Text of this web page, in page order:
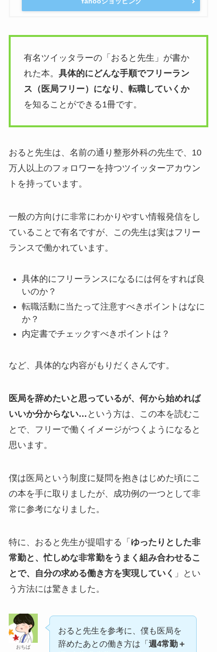
有名ツイッタラーの「おると先生」が書か
れた本。 具体的にどんな手順でフリーラン
ス（医局フリー）になり、転職していくか
を知ることができる1冊です。
おると先生は、名前の通り整形外科の先生で、10
万人以上のフォロワーを持つツイッターアカウン
トを持っています。
一般の方向けに非常にわかりやすい情報発信をし
ていることで有名ですが、この先生は実はフリー
ランスで働かれています。
具体的にフリーランスになるには何をすれば良
いのか？
転職活動に当たって注意すべきポイントはなに
か？
内定書でチェックすべきポイントは？
など、具体的な内容がもりだくさんです。
医局を辞めたいと思っているが、何から始めれば
いいか分からない… という方は、この本を読むこ
とで、フリーで働くイメージがつくようになると
思います。
僕は医局という制度に疑問を抱きはじめた頃にこ
の本を手に取りましたが、成功例の一つとして非
常に参考になりました。
特に、おると先生が提唱する「 ゆったりとした非
常勤と、忙しめな非常勤をうまく組み合わせるこ
とで、自分の求める働き方を実現していく 」とい
う方法には驚きました。
おちば
おると先生を参考に、僕も医局を
辞めたあとの働き方は「 週4常勤＋